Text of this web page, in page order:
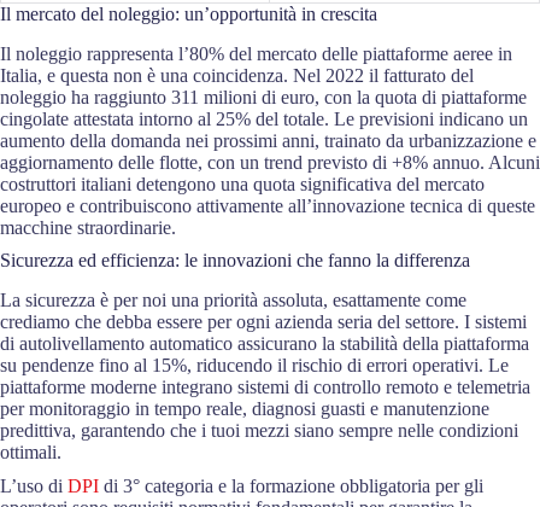
Il mercato del noleggio: un’opportunità in crescita
Il noleggio rappresenta l’80% del mercato delle piattaforme aeree in
Italia, e questa non è una coincidenza. Nel 2022 il fatturato del
noleggio ha raggiunto 311 milioni di euro, con la quota di piattaforme
cingolate attestata intorno al 25% del totale. Le previsioni indicano un
aumento della domanda nei prossimi anni, trainato da urbanizzazione e
aggiornamento delle flotte, con un trend previsto di +8% annuo. Alcuni
costruttori italiani detengono una quota significativa del mercato
europeo e contribuiscono attivamente all’innovazione tecnica di queste
macchine straordinarie.
Sicurezza ed efficienza: le innovazioni che fanno la differenza
La sicurezza è per noi una priorità assoluta, esattamente come
crediamo che debba essere per ogni azienda seria del settore. I sistemi
di autolivellamento automatico assicurano la stabilità della piattaforma
su pendenze fino al 15%, riducendo il rischio di errori operativi. Le
piattaforme moderne integrano sistemi di controllo remoto e telemetria
per monitoraggio in tempo reale, diagnosi guasti e manutenzione
predittiva, garantendo che i tuoi mezzi siano sempre nelle condizioni
ottimali.
L’uso di DPI di 3° categoria e la formazione obbligatoria per gli